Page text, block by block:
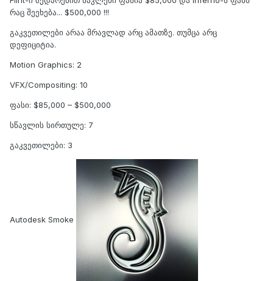
რაც შეეხება... $500,000 !!!
გაკვეთილები არაა მრავლად არც ამათზე. თუმცა არც
დეფიციტია.
Motion Graphics: 2
VFX/Compositing: 10
ფასი: $85,000 – $500,000
სწავლის სირთულე: 7
გაკვეთილები: 3
Autodesk Smoke